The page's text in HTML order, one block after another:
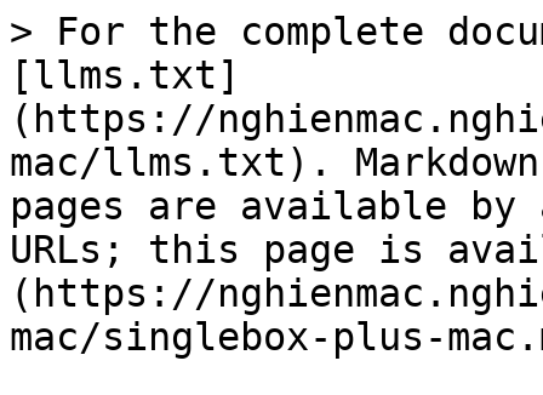
> For the complete
[llms.txt]
(https://
mac/llms.txt).
pages are available by
URLs; this page is
(https://
mac/singlebox-plus-